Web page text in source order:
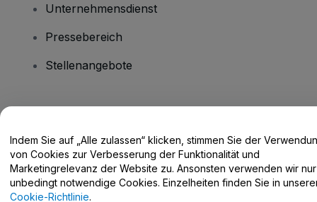
Unternehmensdienst
Pressebereich
Stellenangebote
Hilfe-Center / Kontakt
Indem Sie auf „Alle zulassen“ klicken, stimmen Sie der
von Cookies zur Verbesserung der Funktionalität und
Marketingrelevanz der Website zu. Ansonsten verwenden wir nur
unbedingt notwendige Cookies. Einzelheiten finden Sie in
Cookie-Richtlinie.